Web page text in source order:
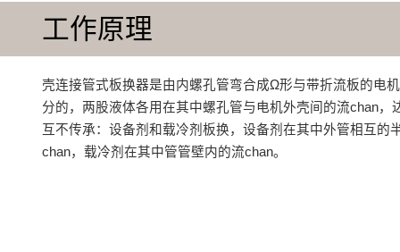
工作原理
壳连接管式板换器是由内螺孔管弯合成Ω形与带折流板的电
分的，两股液体各用在其中螺孔管与电机外壳间的流chan，
互不传承：设备剂和载冷剂板换，设备剂在其中外管相互的
chan，载冷剂在其中管管壁内的流chan。